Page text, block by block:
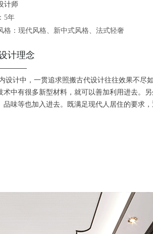
计师
5年
格：现代风格、新中式风格、法式轻奢
计理念
设计中，一贯追求照搬古代设计往往效果不尽
中有很多新型材料，就可以善加利用进去。另
味等也加入进去。既满足现代人居住的要求，